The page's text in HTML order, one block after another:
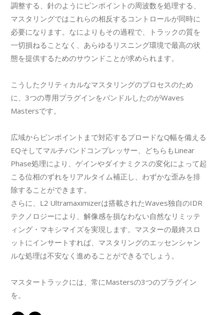
調整する、針のようにピンポイントの周波数を処理する、
マスタリングではこれらの相反するコントロールが同時に
必要になります。なによりもその過程で、トラックの質を
一切損ねることなく、あらゆるリスニング環境で最高の状
態を提供するためのサウンドことが求められます。
こうしたクリティカルなマスタリングのプロセスのため
に、3つの専用プラグインをバンドルしたのがWaves
Mastersです。
広域からピンポイントまで対応するブロードなQ幅を備える
EQそしてマルチバンドコンプレッサー、どちらもLinear
Phase処理により、ゲインやダイナミクスの変化によって起
こる位相のずれをリアルタイム補正し、わずかな歪みを排
除することができます。
さらに、L2 Ultramaximizerは搭載されたWaves独自のIDR
テクノロジーにより、解像感を損なわない自然なリミッテ
ィング・マキシマイズを実現します。マスターの最終スロ
ットにインサートすれば、マスタリングのエッセンシャン
ルな処理は不安なく進めることができるでしょう。
マスタートラックには、常にMastersの3つのプラグイン
を。